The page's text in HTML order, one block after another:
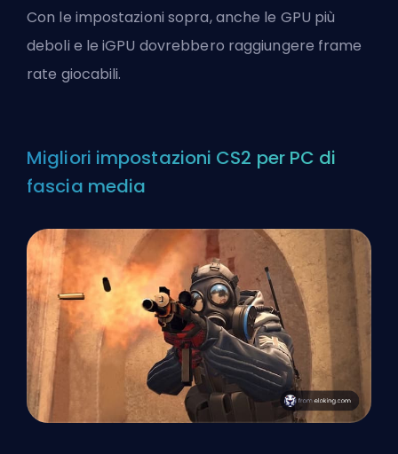
Con le impostazioni sopra, anche le GPU più
deboli e le iGPU dovrebbero raggiungere frame
rate giocabili.
Migliori impostazioni CS2 per PC di
fascia media